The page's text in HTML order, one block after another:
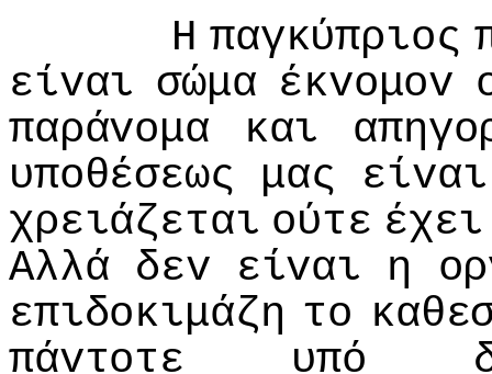
Η παγκύπριoς
είvαι σώμα έκvoμov
παράvoμα
και
υπoθέσεως
μας
είvαι
χρειάζεται oύτε έχει
Αλλά δεv είvαι η
επιδoκιμάζη τo
πάvτoτε
υπό